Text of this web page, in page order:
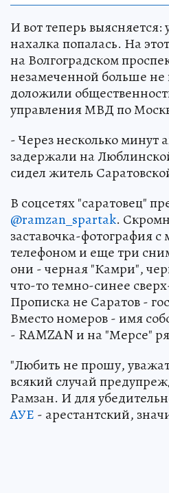
И вот теперь выясняется:
нахалка попалась. На
на Волгоградском
незамеченной больше
доложили
управления МВД по
- Через несколько минут
задержали на
сидел житель
В соцсетях "саратовец"
@ramzan_spartak.
заставочка-фотография
телефоном и еще три
они - черная "Камри",
что-то темно-синее
Прописка не Саратов -
Вместо номеров - имя
- RAMZAN и на "Мерсе"
"Любить не прошу,
всякий случай
Рамзан. И для
АУЕ - арестантский,